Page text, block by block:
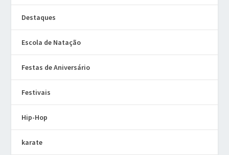
Destaques
Escola de Natação
Festas de Aniversário
Festivais
Hip-Hop
karate